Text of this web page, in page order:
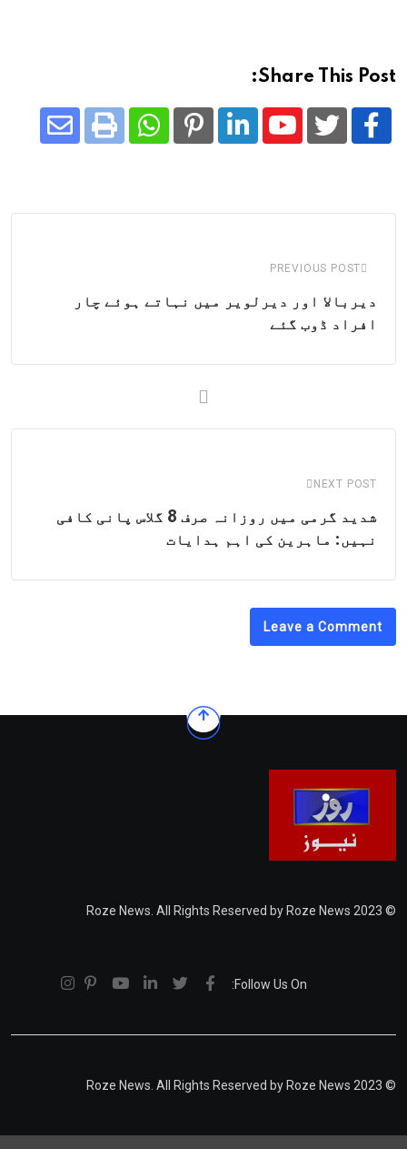
Share This Post:
Youtube
LinkedIn
Pinterest
Whatsapp
Print
PREVIOUS POST
دیربالا اور دیرلویر میں نہاتے ہوئے چار
افراد ڈوب گئے
NEXT POST
شدید گرمی میں روزانہ صرف 8 گلاس پانی کافی
نہیں: ماہرین کی اہم ہدایات
Leave a Comment
© 2023 Roze News. All Rights Reserved by Roze News
Follow Us On:
© 2023 Roze News. All Rights Reserved by Roze News